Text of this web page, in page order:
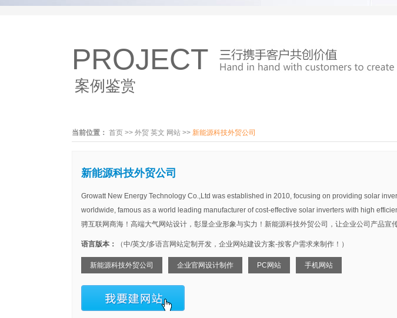
PROJECT
案例鉴赏
当前位置： 首页 >> 外贸 英文 网站 >> 新能源科技外贸公司
新能源科技外贸公司
Growatt New Energy Technology Co.,Ltd was established in 2010, focusing on providing solar
worldwide, famous as a world leading manufacturer of cost-effective solar inverters with high
骋互联网商海！高端大气网站设计，彰显企业形象与实力！新能源科技外贸公司，让企业公司产品宣
语言版本： （中/英文/多语言网站定制开发，企业网站建设方案-按客户需求来制作！）
新能源科技外贸公司 企业官网设计制作 PC网站 手机网站